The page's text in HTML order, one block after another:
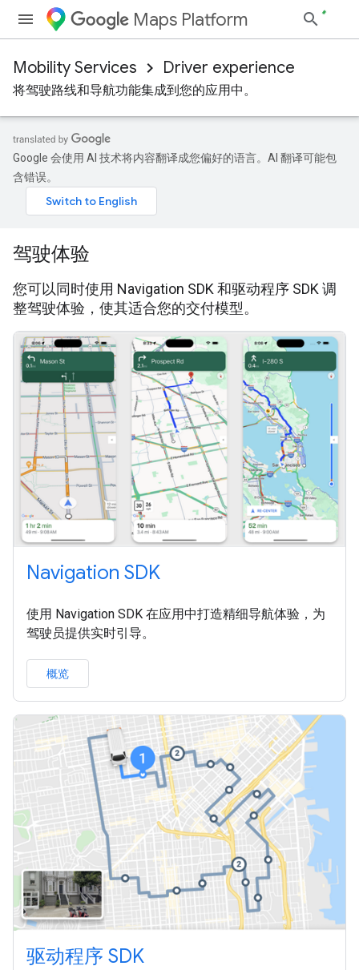
Maps Platform
Mobility Services Driver experience
将驾驶路线和导航功能集成到您的应用中。
Google 会使用 AI 技术将内容翻译成您偏好的语言。AI 翻译可能包
含错误。
驾驶体验
您可以同时使用 Navigation SDK 和驱动程序 SDK 调
整驾驶体验，使其适合您的交付模型。
Navigation SDK
使用 Navigation SDK 在应用中打造精细导航体验，为
驾驶员提供实时引导。
概览
驱动程序 SDK